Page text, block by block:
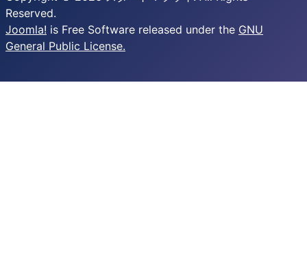
Reserved.
Joomla! is Free Software released under the GNU
General Public License.